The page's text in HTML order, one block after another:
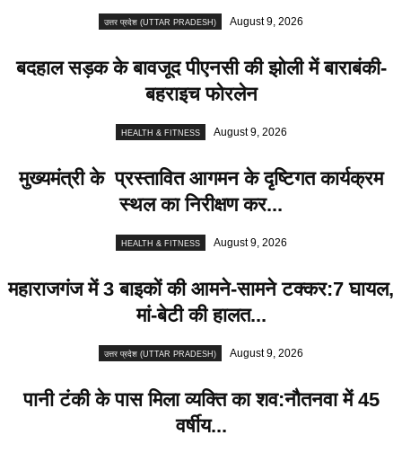
उत्तर प्रदेश (UTTAR PRADESH) August 9, 2026
बदहाल सड़क के बावजूद पीएनसी की झोली में बाराबंकी-
बहराइच फोरलेन
HEALTH & FITNESS August 9, 2026
मुख्यमंत्री के प्रस्तावित आगमन के दृष्टिगत कार्यक्रम
स्थल का निरीक्षण कर...
HEALTH & FITNESS August 9, 2026
महाराजगंज में 3 बाइकों की आमने-सामने टक्कर:7 घायल,
मां-बेटी की हालत...
उत्तर प्रदेश (UTTAR PRADESH) August 9, 2026
पानी टंकी के पास मिला व्यक्ति का शव:नौतनवा में 45
वर्षीय...